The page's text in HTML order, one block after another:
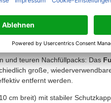
Haushalt
Die Schutzkappe
einsatzbereit
– Wiederverwendbar,
und teuren Nachfüllpacks: Das
große,
entfernt werden.
cm breit) mit stabiler